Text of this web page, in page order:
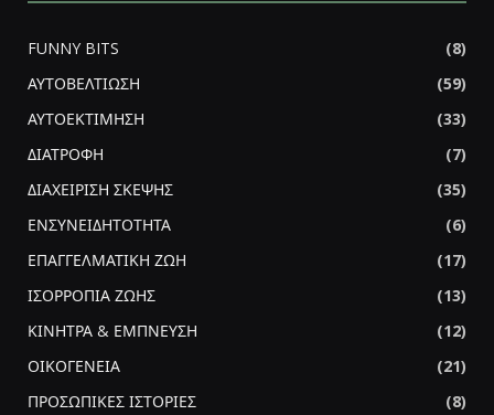
FUNNY BITS
(8)
ΑΥΤΟΒΕΛΤΙΩΣΗ
(59)
ΑΥΤΟΕΚΤΙΜΗΣΗ
(33)
ΔΙΑΤΡΟΦΗ
(7)
ΔΙΑΧΕΙΡΙΣΗ ΣΚΕΨΗΣ
(35)
ΕΝΣΥΝΕΙΔΗΤΟΤΗΤΑ
(6)
ΕΠΑΓΓΕΛΜΑΤΙΚΗ ΖΩΗ
(17)
ΙΣΟΡΡΟΠΙΑ ΖΩΗΣ
(13)
ΚΙΝΗΤΡΑ & ΕΜΠΝΕΥΣΗ
(12)
ΟΙΚΟΓΕΝΕΙΑ
(21)
ΠΡΟΣΩΠΙΚΕΣ ΙΣΤΟΡΙΕΣ
(8)